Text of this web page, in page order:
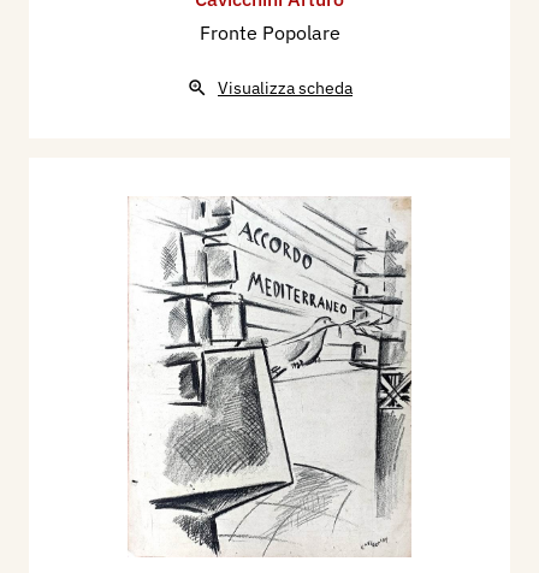
Fronte Popolare
Visualizza scheda